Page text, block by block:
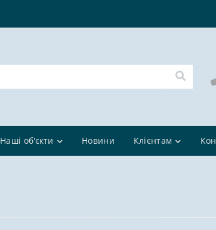
Наші об'єкти Новини Клієнтам